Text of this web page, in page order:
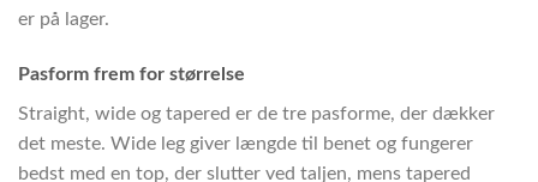
er på lager.
Pasform frem for størrelse
Straight, wide og tapered er de tre pasforme, der dækker
det meste. Wide leg giver længde til benet og fungerer
bedst med en top, der slutter ved taljen, mens tapered